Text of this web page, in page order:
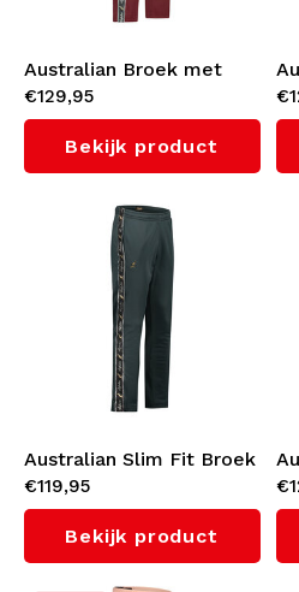
Australian Broek met
zwarte bies 3.0
(Borderaux)
€129,95
Bekijk product
Australian Slim Fit Broek
met zwarte bies 3.0
(Woods Green)
€119,95
Bekijk product